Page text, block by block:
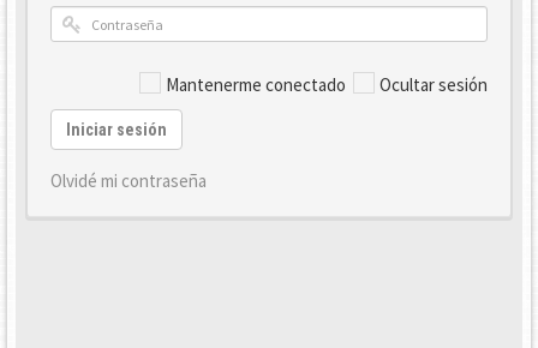
Mantenerme conectado Ocultar sesión
Iniciar sesión
Olvidé mi contraseña